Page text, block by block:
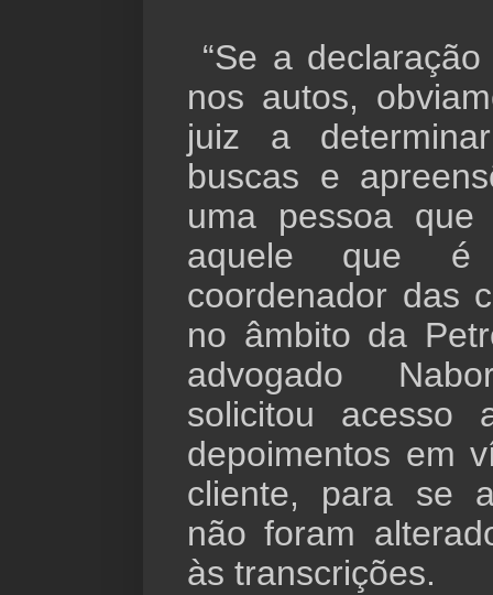
“Se a
nos autos,
juiz a
buscas e
uma pessoa
aquele que é
coordenador das
no âmbito da
advogado
solicitou acesso
depoimentos em
cliente, para se
não foram
às transcrições.